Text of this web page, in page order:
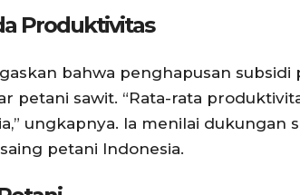
Produktivitas
bahwa penghapusan
petani sawit. “Rata-rata
ungkapnya. Ia menilai dukungan
petani Indonesia.